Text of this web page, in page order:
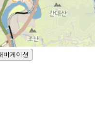
비게이션